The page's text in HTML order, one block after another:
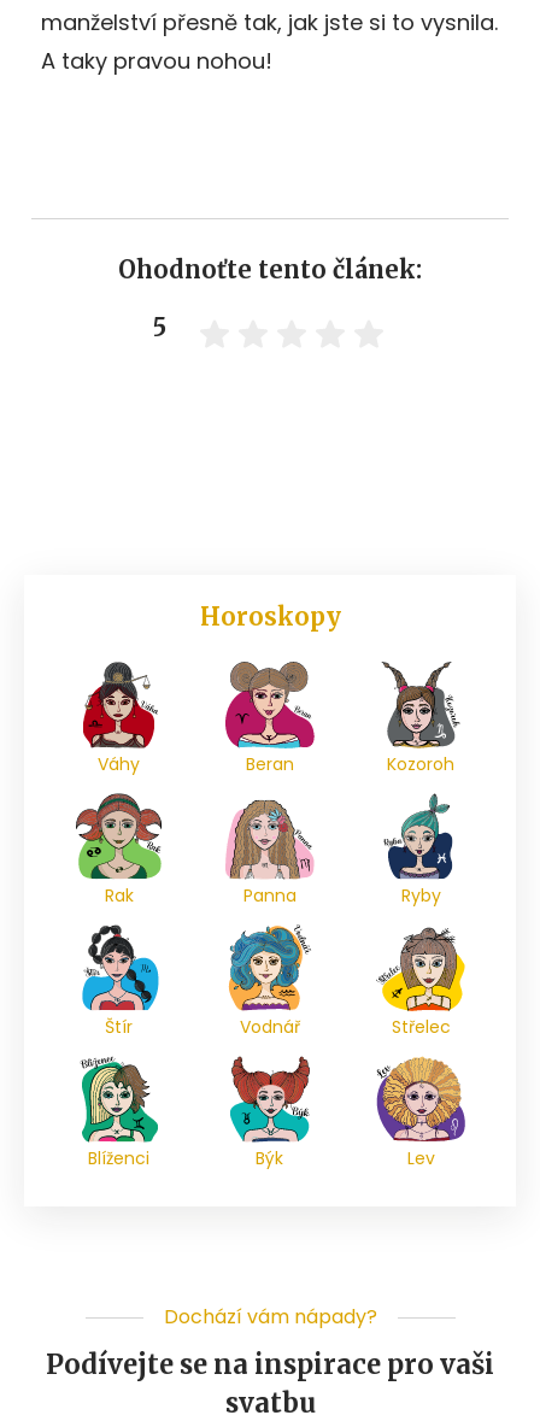
manželství přesně tak, jak jste si to vysnila.
A taky pravou nohou!
Ohodnoťte tento článek:
5
Horoskopy
Váhy Beran Kozoroh
Rak Panna Ryby
Štír Vodnář Střelec
Blíženci Býk Lev
Dochází vám nápady?
Podívejte se na inspirace pro vaši
svatbu